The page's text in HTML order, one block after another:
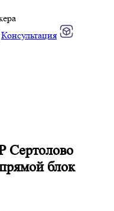
Консультация
Сертолово
блок